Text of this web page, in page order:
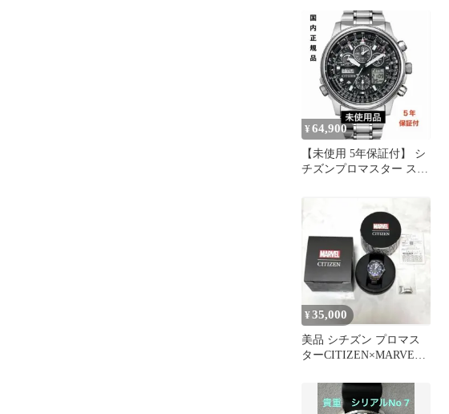
¥ 64,900
【未使用 5年保証付】 シ
チズンプロマスター スカ
¥35,000
美品 シチズン プロマス
ターCITIZEN×MARVEL